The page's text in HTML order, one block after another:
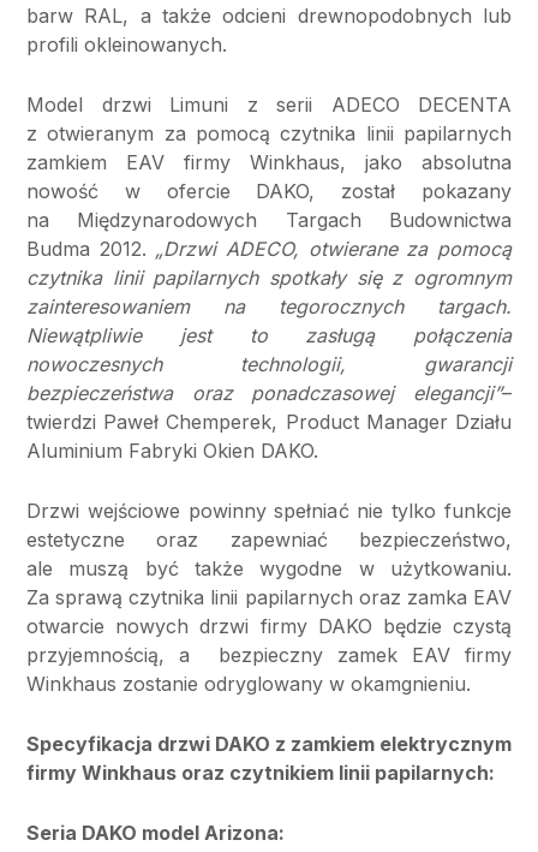
barw RAL, a także odcieni drewnopodobnych lub
profili okleinowanych.
Model drzwi Limuni z serii ADECO DECENTA
z otwieranym za pomocą czytnika linii papilarnych
zamkiem EAV firmy Winkhaus, jako absolutna
nowość w ofercie DAKO, został pokazany
na Międzynarodowych Targach Budownictwa
Budma 2012. „Drzwi ADECO, otwierane za pomocą
czytnika linii papilarnych spotkały się z ogromnym
zainteresowaniem na tegorocznych targach.
Niewątpliwie jest to zasługą połączenia
nowoczesnych technologii, gwarancji
bezpieczeństwa oraz ponadczasowej elegancji”–
twierdzi Paweł Chemperek, Product Manager Działu
Aluminium Fabryki Okien DAKO.
Drzwi wejściowe powinny spełniać nie tylko funkcje
estetyczne oraz zapewniać bezpieczeństwo,
ale muszą być także wygodne w użytkowaniu.
Za sprawą czytnika linii papilarnych oraz zamka EAV
otwarcie nowych drzwi firmy DAKO będzie czystą
przyjemnością, a bezpieczny zamek EAV firmy
Winkhaus zostanie odryglowany w okamgnieniu.
Specyfikacja drzwi DAKO z zamkiem elektrycznym
firmy Winkhaus oraz czytnikiem linii papilarnych:
Seria DAKO model Arizona: